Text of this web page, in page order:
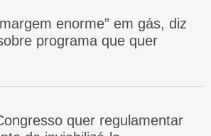
enorme” em gás, diz
programa que quer
quer regulamentar